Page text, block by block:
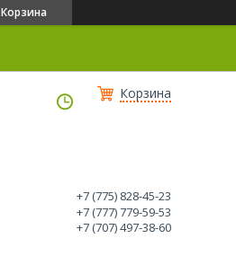
Корзина
Корзина
+7 (775) 828-45-23
+7 (777) 779-59-53
+7 (707) 497-38-60